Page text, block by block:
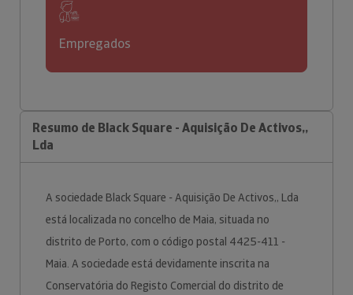
Empregados
Resumo de Black Square - Aquisição De Activos,,
Lda
A sociedade Black Square - Aquisição De Activos,, Lda
está localizada no concelho de Maia, situada no
distrito de Porto, com o código postal 4425-411 -
Maia. A sociedade está devidamente inscrita na
Conservatória do Registo Comercial do distrito de